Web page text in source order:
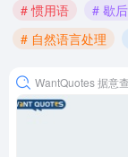
# 惯用语
# 歇
# 自然语言处理
WantQuotes 据意